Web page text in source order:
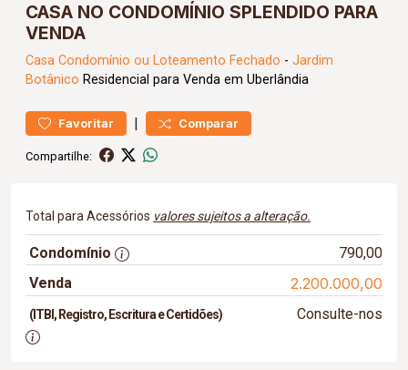
CASA NO CONDOMÍNIO SPLENDIDO PARA
VENDA
Casa Condomínio ou Loteamento Fechado - Jardim
Botânico Residencial para Venda em Uberlândia
Favoritar | Comparar
Compartilhe:
Total para Acessórios valores sujeitos a alteração.
Condomínio
790,00
Venda
2.200.000,00
(ITBI, Registro, Escritura e Certidões) Consulte-nos